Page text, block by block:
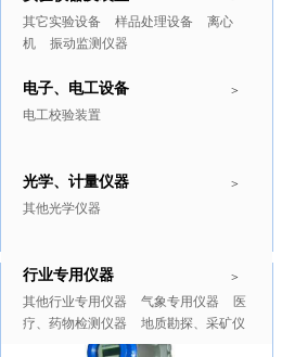
其它实验设备 样品处理设备
离心
机
振动监测仪器
>
电子、电工设备
电工校验装置
>
光学、计量仪器
其他光学仪器
>
行业专用仪器
其他行业专用仪器 气象专用仪器
医
疗、药物检测仪器
地质勘探、采矿仪
推广商品 更多>>